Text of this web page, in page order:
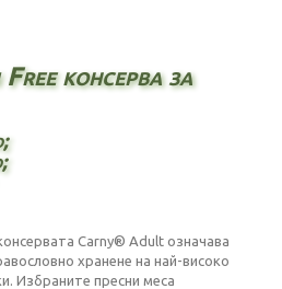
консерва за
Carny® Adult означава
хранене на най-високо
Избраните пресни меса